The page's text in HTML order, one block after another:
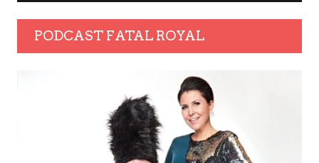
PODCAST FATAL ROYAL